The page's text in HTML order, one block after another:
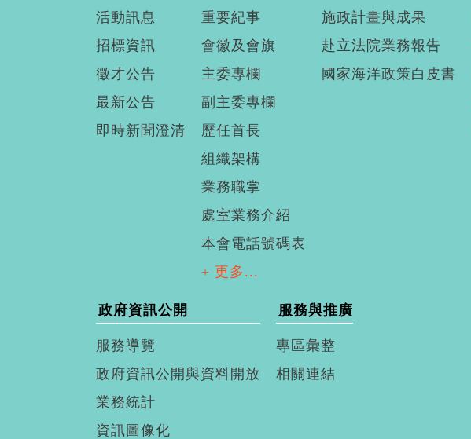
活動訊息
招標資訊
徵才公告
最新公告
即時新聞澄清
重要紀事
會徽及會旗
主委專欄
副主委專欄
歷任首長
組織架構
業務職掌
處室業務介紹
本會電話號碼表
+ 更多...
施政計畫與成果
赴立法院業務報告
國家海洋政策白皮書
政府資訊公開
服務導覽
政府資訊公開與資料開放
業務統計
資訊圖像化
服務與推廣
專區彙整
相關連結